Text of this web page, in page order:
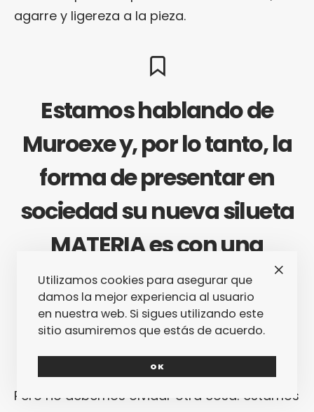
agarre y ligereza a la pieza.
Estamos hablando de
Muroexe y, por lo tanto, la
forma de presentar en
sociedad su nueva silueta
MATERIA es con una
trilogía que asiente las
bases de la forma más
sólida posible.
Pero no debemos olvidar otra cosa: estamos
Utilizamos cookies para asegurar que
damos la mejor experiencia al usuario
en nuestra web. Si sigues utilizando este
sitio asumiremos que estás de acuerdo.
OK